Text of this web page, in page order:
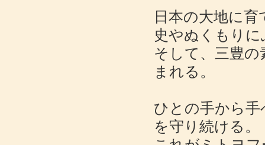
日本の大地に
史やぬくもり
そして、三豊
まれる。
ひとの手から
を守り続ける。